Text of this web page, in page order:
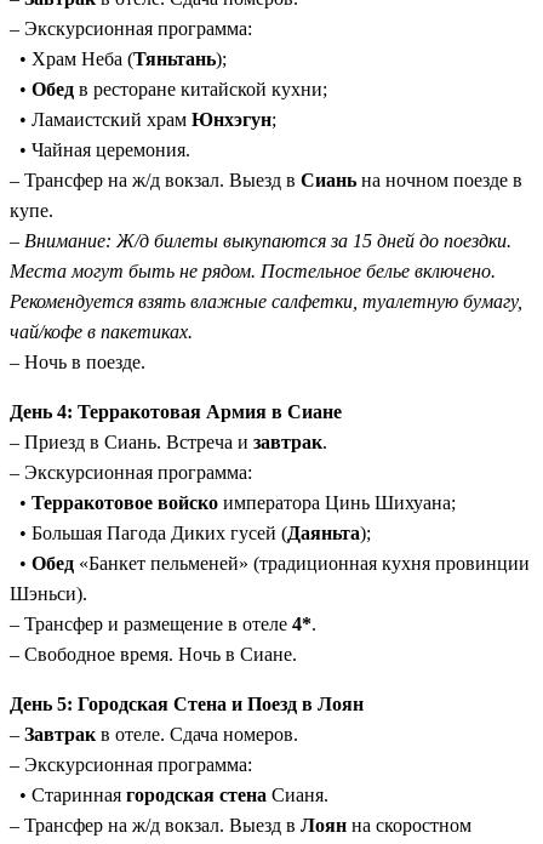
– Экскурсионная программа:
• Храм Неба (Тяньтань);
• Обед в ресторане китайской кухни;
• Ламаистский храм Юнхэгун;
• Чайная церемония.
– Трансфер на ж/д вокзал. Выезд в Сиань на ночном поезде в
купе.
– Внимание: Ж/д билеты выкупаются за 15 дней до поездки.
Места могут быть не рядом. Постельное белье включено.
Рекомендуется взять влажные салфетки, туалетную бумагу,
чай/кофе в пакетиках.
– Ночь в поезде.
День 4: Терракотовая Армия в Сиане
– Приезд в Сиань. Встреча и завтрак.
– Экскурсионная программа:
• Терракотовое войско императора Цинь Шихуана;
• Большая Пагода Диких гусей (Даяньта);
• Обед «Банкет пельменей» (традиционная кухня провинции
Шэньси).
– Трансфер и размещение в отеле 4*.
– Свободное время. Ночь в Сиане.
День 5: Городская Стена и Поезд в Лоян
– Завтрак в отеле. Сдача номеров.
– Экскурсионная программа:
• Старинная городская стена Сианя.
– Трансфер на ж/д вокзал. Выезд в Лоян на скоростном